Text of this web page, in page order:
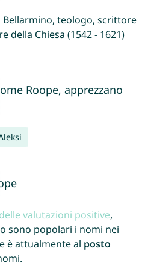
Bellarmino, teologo, scrittore
della Chiesa (1542 - 1621)
Roope, apprezzano
valutazioni positive,
sono popolari i nomi nei
è attualmente al posto